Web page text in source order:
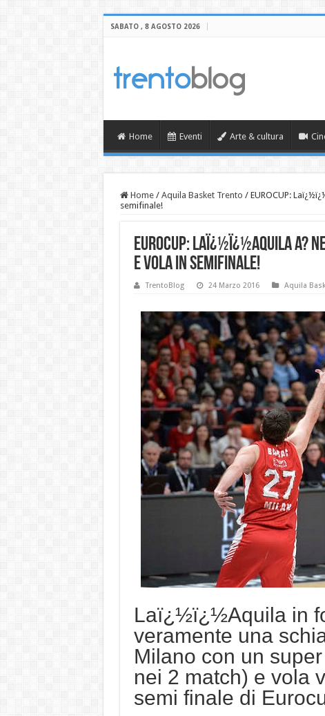
SABATO , 8 AGOSTO 2026
Home Eventi Arte & cultura
Home / Aquila Basket Trento / EUROCUP:
semifinale!
EUROCUP: Laï¿½ï¿½Aquila
e vola in semifinale!
TrentoBlog 24 Marzo 2016 Aquila
Laï¿½ï¿½Aquila in
veramente una
Milano con un
nei 2 match) e vola
semi finale di